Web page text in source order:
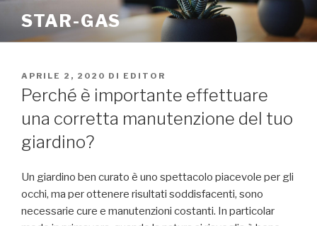
contenuto
STAR-GAS
PUBBLICATO
IL
APRILE 2, 2020 DI EDITOR
Perché è importante effettuare
una corretta manutenzione del tuo
giardino?
Un giardino ben curato è uno spettacolo piacevole per gli
occhi, ma per ottenere risultati soddisfacenti, sono
necessarie cure e manutenzioni costanti. In particolar